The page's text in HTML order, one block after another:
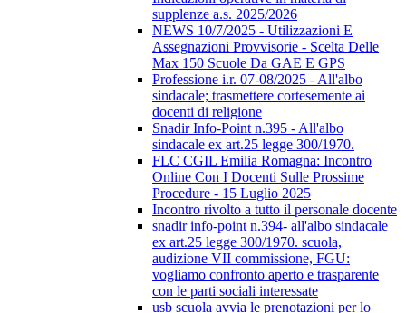
supplenze a.s. 2025/2026
NEWS 10/7/2025 - Utilizzazioni E
Assegnazioni Provvisorie - Scelta Delle
Max 150 Scuole Da GAE E GPS
Professione i.r. 07-08/2025 - All'albo
sindacale; trasmettere cortesemente ai
docenti di religione
Snadir Info-Point n.395 - All'albo
sindacale ex art.25 legge 300/1970.
FLC CGIL Emilia Romagna: Incontro
Online Con I Docenti Sulle Prossime
Procedure - 15 Luglio 2025
Incontro rivolto a tutto il personale docente
snadir info-point n.394- all'albo sindacale
ex art.25 legge 300/1970. scuola,
audizione VII commissione, FGU:
vogliamo confronto aperto e trasparente
con le parti sociali interessate
usb scuola avvia le prenotazioni per lo